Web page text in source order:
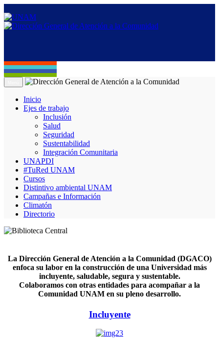
Inicio
Ejes de trabajo
Inclusión
Salud
Seguridad
Sustentabilidad
Integración Comunitaria
UNAPDI
#TuRed UNAM
Cursos
Distintivo ambiental UNAM
Campañas e Información
Climatón
Directorio
La Dirección General de Atención a la Comunidad (DGACO)
enfoca su labor en la construcción de una Universidad más
incluyente, saludable, segura y sustentable.
Colaboramos con otras entidades para acompañar a la
Comunidad UNAM en su pleno desarrollo.
Incluyente